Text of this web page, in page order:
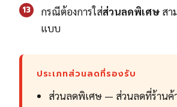
13 กรณีต้องการใส่ส่วนลดพิเศษ สา
แบบ
ประเภทส่วนลดที่รองรับ
ส่วนลดพิเศษ — ส่วนลดที่ร้านค้